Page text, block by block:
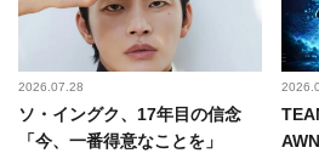
2026.07.28
ソ・イングク、17年目の信念
「今、一番得意なことを」